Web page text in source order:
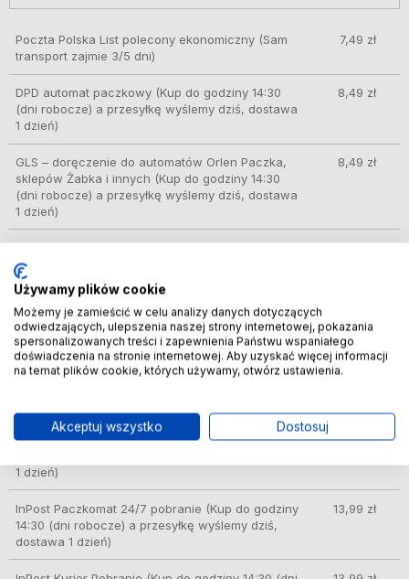
Poczta Polska List polecony ekonomiczny (Sam
transport zajmie 3/5 dni)
7,49 zł
DPD automat paczkowy(Kup do godziny 14:30
(dni robocze) a przesyłkę wyślemy dziś, dostawa
1 dzień)
8,49 zł
GLS – doręczenie do automatów Orlen Paczka,
sklepów Żabka i innych (Kup do godziny 14:30
(dni robocze) a przesyłkę wyślemy dziś, dostawa
1 dzień)
8,49 zł
(Kup do godziny 14:30 (dni robocze) a przesyłkę
wyślemy dziś, dostawa 1 dzień)
ORLEN Paczka(Kup do godziny 14:30 (dni
robocze) a przesyłkę wyślemy dziś, dostawa 1
dzień)
InPost Paczkomat 24/7(Kup do godziny 14:30
1 dzień)
11,99 zł
InPost Paczkomat 24/7 pobranie (Kup do godziny
14:30 (dni robocze) a przesyłkę wyślemy dziś,
dostawa 1 dzień)
13,99 zł
Używamy plików cookie
Możemy je zamieścić w celu analizy danych dotyczących
odwiedzających, ulepszenia naszej strony internetowej, pokazania
spersonalizowanych treści i zapewnienia Państwu wspaniałego
doświadczenia na stronie internetowej. Aby uzyskać więcej informacji
na temat plików cookie, których używamy, otwórz ustawienia.
Akceptuj wszystko Dostosuj